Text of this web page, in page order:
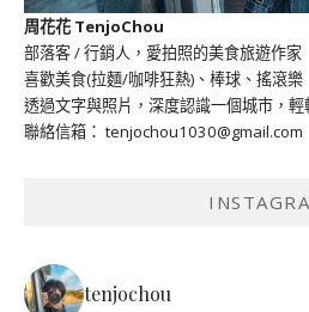
周花花 TenjoChou
部落客 / 行銷人，愛拍照的美食旅遊作家
喜歡美食(拉麵/咖啡狂熱)、棒球、搖滾樂
透過文字與照片，深度認識一個城市，
聯絡信箱： tenjochou1030@gmail.com
tenjochou